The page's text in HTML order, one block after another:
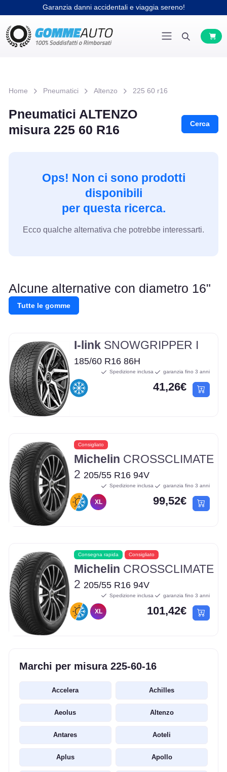
Garanzia danni accidentali e viaggia sereno!
Home Pneumatici Altenzo 225 60 r16
Pneumatici ALTENZO
misura 225 60 R16
Cerca
Ops! Non ci sono prodotti
disponibili
per questa ricerca.
Ecco qualche alternativa che potrebbe interessarti.
Alcune alternative con diametro 16"
Tutte le gomme
I-link SNOWGRIPPER I
185/60 R16 86H
Spedizione inclusa garanzia fino 3 anni
41,26€
Consigliato
Michelin CROSSCLIMATE
2 205/55 R16 94V
XL
Spedizione inclusa garanzia fino 3 anni
99,52€
Consegna rapida Consigliato
Michelin CROSSCLIMATE
2 205/55 R16 94V
XL
Spedizione inclusa garanzia fino 3 anni
101,42€
Marchi per misura 225-60-16
Accelera Achilles
Aeolus Altenzo
Antares Aoteli
Aplus Apollo